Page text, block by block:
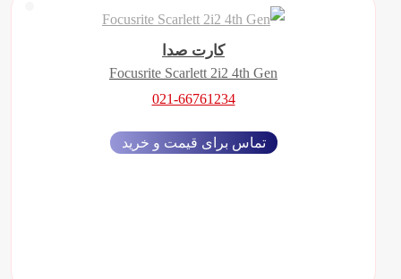
کارت صدا
Focusrite Scarlett 2i2 4th Gen
021-66761234
تماس برای قیمت و خرید